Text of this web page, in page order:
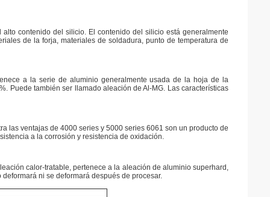
contenido del silicio. El contenido del silicio está generalmente
de la forja, materiales de soldadura, punto de temperatura de
a la serie de aluminio generalmente usada de la hoja de la
Puede también ser llamado aleación de Al-MG. Las características
las ventajas de 4000 series y 5000 series 6061 son un producto de
a la corrosión y resistencia de oxidación.
calor-tratable, pertenece a la aleación de aluminio superhard,
ni se deformará después de procesar.